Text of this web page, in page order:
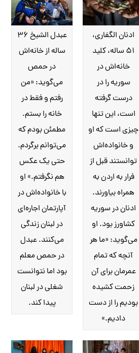
عبدل الشیخ ۳۶
ساله از خانه‌اش
در حمص
می‌گوید‌: «من
رفتم و فقط در
خانه را بستم.
مطمئن بودم که
می‌توانم برگردم.
حتی یک عکس
هم نگرفتم.» او
با خانواده‌اش در
آپارتمان اجاره‌ای
در لبنان زندگی
می‌کنند. عبدل
در حمص معلم
بود اما نتوانست
شغلی در لبنان
پیدا کند.
ادنان الگفاری،
۵۱ ساله، کلید
خانه‌اش در
سوریه را در
درست گرفته
است، این تنها
چیزی است که او
و خانواده‌اش
توانستند قبل از
فرار به اردن به
همراه بیاورند.
ادنان در سوریه
کشاورز بود. او
می‌گوید: «ما هر
آنچه که تمام
عمرمان برای آن
زحمت کشیده
بودیم را از دست
دادیم.»